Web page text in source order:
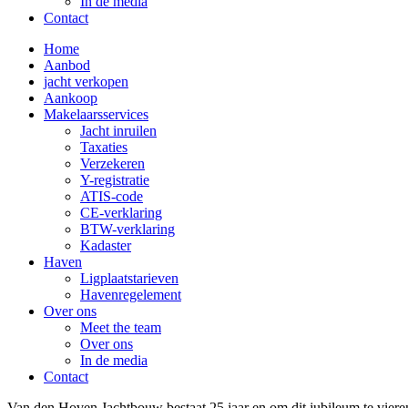
Contact
Home
Aanbod
jacht verkopen
Aankoop
Makelaarsservices
Jacht inruilen
Taxaties
Verzekeren
Y-registratie
ATIS-code
CE-verklaring
BTW-verklaring
Kadaster
Haven
Ligplaatstarieven
Havenregelement
Over ons
Meet the team
Over ons
In de media
Contact